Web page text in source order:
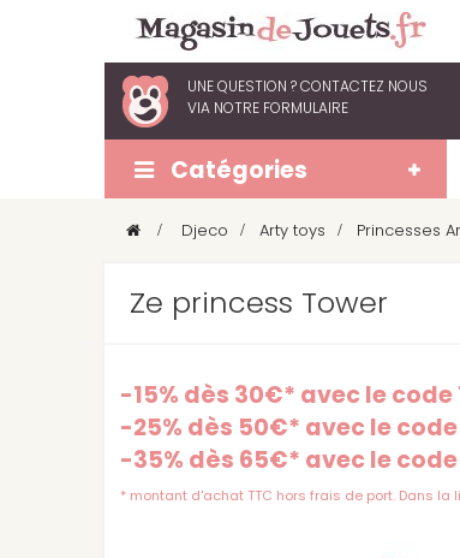
UNE QUESTION ?CONTACTEZ NOUS
VIA NOTRE FORMULAIRE
Catégories
> Djeco > Arty toys > Princesses
Ze princess Tower
-15% dès 30€* avec le code
-25% dès 50€* avec le code
-35% dès 65€* avec le code
* montant d'achat TTC hors frais de port. Dans